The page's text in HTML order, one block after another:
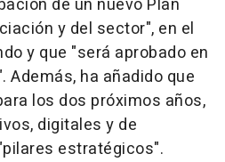
de un nuevo Plan
y del sector", en el
y que "será aprobado en
Además, ha añadido que
los dos próximos años,
digitales y de
estratégicos".